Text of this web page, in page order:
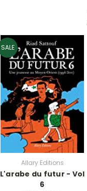
SALE
Allary Editions
L'arabe du futur - Vol
6